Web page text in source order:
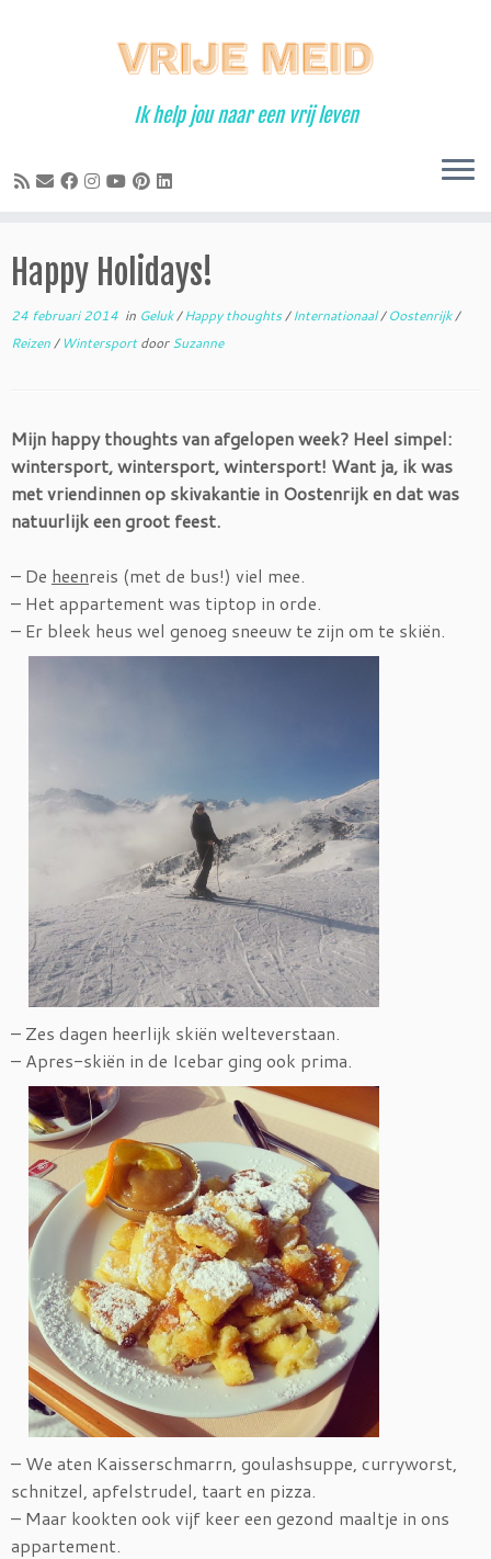
Ik help jou naar een vrij leven
Happy Holidays!
24 februari 2014 in Geluk/Happy thoughts/Internationaal/Oostenrijk/
Reizen/ WintersportdoorSuzanne
Mijn happy thoughts van afgelopen week? Heel simpel:
wintersport, wintersport, wintersport! Want ja, ik was
met vriendinnen op skivakantie in Oostenrijk en dat was
natuurlijk een groot feest.
– De heenreis (met de bus!) viel mee.
– Het appartement was tiptop in orde.
– Er bleek heus wel genoeg sneeuw te zijn om te skiën.
– Zes dagen heerlijk skiën welteverstaan.
– Apres-skiën in de Icebar ging ook prima.
– We aten Kaisserschmarrn, goulashsuppe, curryworst,
schnitzel, apfelstrudel, taart en pizza.
– Maar kookten ook vijf keer een gezond maaltje in ons
appartement.